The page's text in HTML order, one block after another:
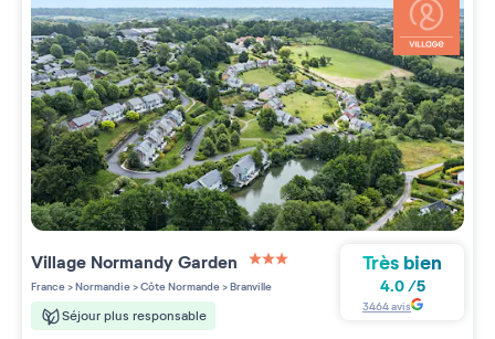
Village Normandy Garden
3 étoiles sur 5
France>Normandie>Côte Normande>Branville
Séjour plus responsable
Très bien
4.0/5
3464avis